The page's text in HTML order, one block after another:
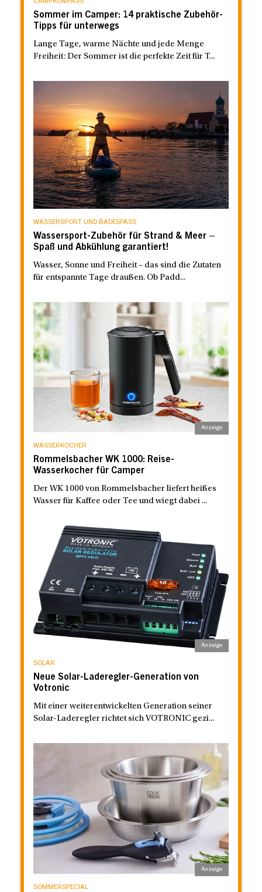
Sommer im Camper: 14 praktische Zubehör-
Tipps für unterwegs
Lange Tage, warme Nächte und jede Menge
Freiheit: Der Sommer ist die perfekte Zeit für T...
WASSERSPORT UND BADESPASS
Wassersport-Zubehör für Strand & Meer –
Spaß und Abkühlung garantiert!
Wasser, Sonne und Freiheit – das sind die Zutaten
für entspannte Tage draußen. Ob Padd...
WASSERKOCHER
Rommelsbacher WK 1000: Reise-
Wasserkocher für Camper
Der WK 1000 von Rommelsbacher liefert heißes
Wasser für Kaffee oder Tee und wiegt dabei ...
SOLAR
Neue Solar-Laderegler-Generation von
Votronic
Mit einer weiterentwickelten Generation seiner
Solar-Laderegler richtet sich VOTRONIC gezi...
SOMMERSPECIAL